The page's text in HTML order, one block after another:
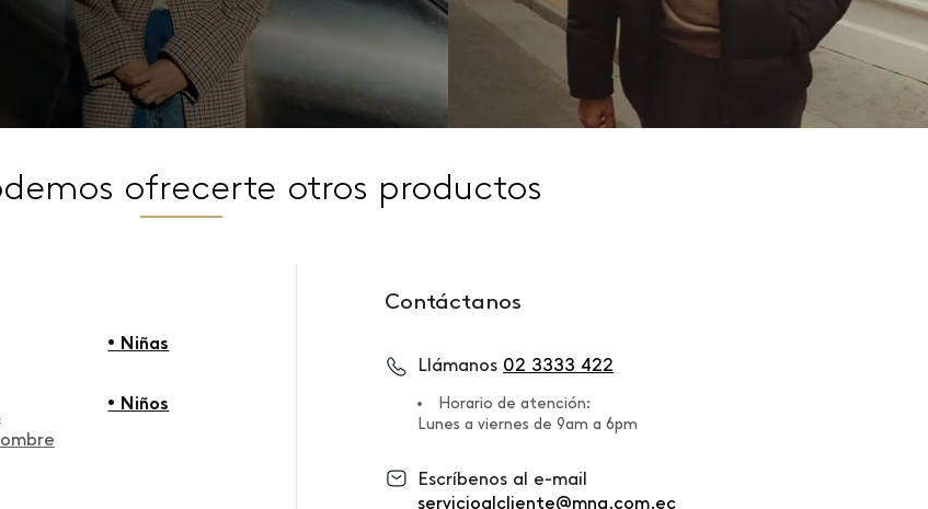
ofrecerte otros productos
• Niñas
• Niños
Contáctanos
Llámanos 02 3333 422
Horario de atención:
Lunes a viernes de 9am a 6pm
Escríbenos al e-mail
servicioalcliente@mng.com.ec